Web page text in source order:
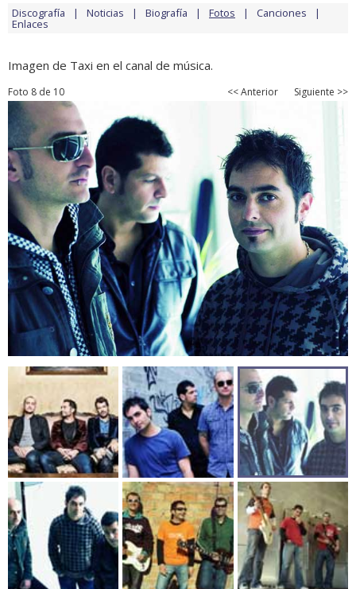
Discografía Noticias Biografía Fotos Canciones
Enlaces
Imagen de Taxi en el canal de música.
Foto 8 de 10 << Anterior Siguiente >>